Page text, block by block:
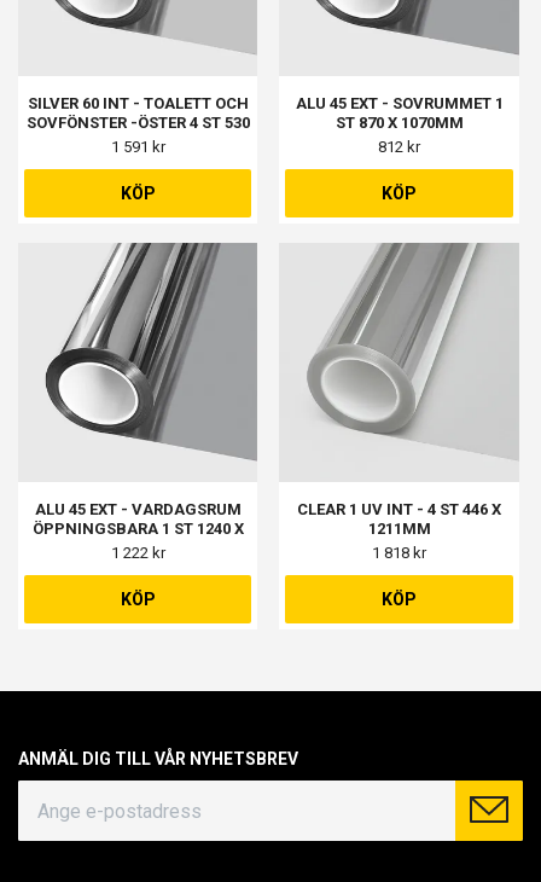
SILVER 60 INT - TOALETT OCH
SOVFÖNSTER -ÖSTER 4 ST 530
X 1145MM
1 591 kr
KÖP
ALU 45 EXT - SOVRUMMET 1
ST 870 X 1070MM
812 kr
KÖP
ALU 45 EXT - VARDAGSRUM
ÖPPNINGSBARA 1 ST 1240 X
1990MM
1 222 kr
KÖP
CLEAR 1 UV INT - 4 ST 446 X
1211MM
1 818 kr
KÖP
ANMÄL DIG TILL VÅR NYHETSBREV